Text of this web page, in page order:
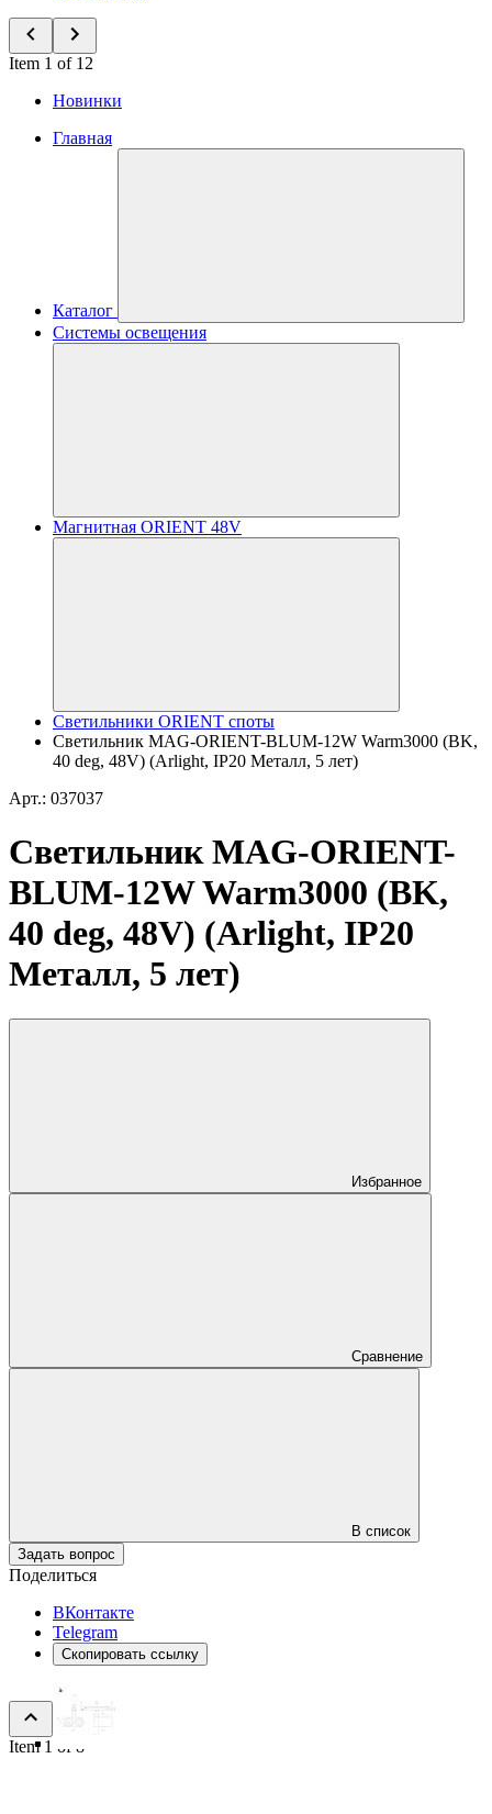
Item 1 of 12
Новинки
Главная
Каталог
Системы освещения
Магнитная ORIENT 48V
Светильники ORIENT споты
Светильник MAG-ORIENT-BLUM-12W Warm3000 (BK,
40 deg, 48V) (Arlight, IP20 Металл, 5 лет)
Арт.: 037037
Светильник MAG-ORIENT-
BLUM-12W Warm3000 (BK,
40 deg, 48V) (Arlight, IP20
Металл, 5 лет)
Избранное
Сравнение
В список
Задать вопрос
Поделиться
ВКонтакте
Telegram
Скопировать ссылку
Item 1 of 8